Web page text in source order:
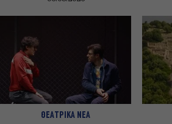
ΘΕΑΤΡΙΚΑ ΝΕΑ